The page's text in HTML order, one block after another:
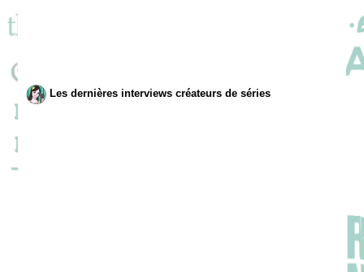
Les dernières interviews créateurs de séries